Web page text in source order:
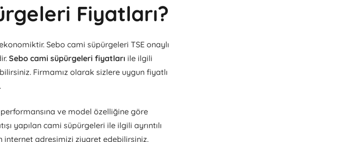
Fiyatları?
Sebo cami süpürgeleri TSE onaylı
Sebo cami süpürgeleri fiyatları ile ilgili
Firmamız olarak sizlere uygun fiyatlı
ve model özelliğine göre
yapılan cami süpürgeleri ile ilgili ayrıntılı
adresimizi ziyaret edebilirsiniz.